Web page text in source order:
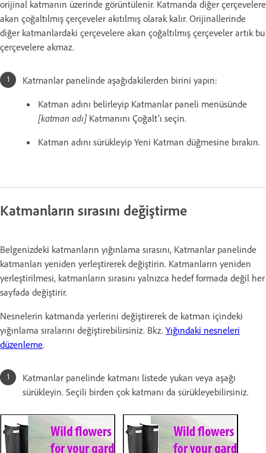
orijinal katmanın üzerinde görüntülenir. Katmanda diğer çerçevelere
akan çoğaltılmış çerçeveler akıtılmış olarak kalır. Orijinallerinde
diğer katmanlardaki çerçevelere akan çoğaltılmış çerçeveler artık bu
çerçevelere akmaz.
Katmanlar panelinde aşağıdakilerden birini yapın:
Katman adını belirleyip Katmanlar paneli menüsünde
[katman adı] Katmanını Çoğalt'ı seçin.
Katman adını sürükleyip Yeni Katman düğmesine bırakın.
Katmanların sırasını değiştirme
Belgenizdeki katmanların yığınlama sırasını, Katmanlar panelinde
katmanları yeniden yerleştirerek değiştirin. Katmanların yeniden
yerleştirilmesi, katmanların sırasını yalnızca hedef formada değil her
sayfada değiştirir.
Nesnelerin katmanda yerlerini değiştirerek de katman içindeki
yığınlama sıralarını değiştirebilirsiniz. Bkz. Yığındaki nesneleri
düzenleme.
Katmanlar panelinde katmanı listede yukarı veya aşağı
sürükleyin. Seçili birden çok katmanı da sürükleyebilirsiniz.